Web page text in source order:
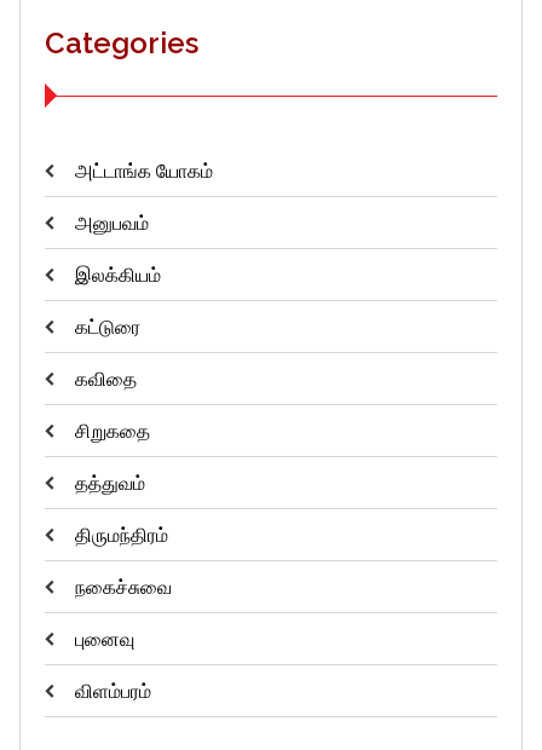
Categories
அட்டாங்க யோகம்
அனுபவம்
இலக்கியம்
கட்டுரை
கவிதை
சிறுகதை
தத்துவம்
திருமந்திரம்
நகைச்சுவை
புனைவு
விளம்பரம்